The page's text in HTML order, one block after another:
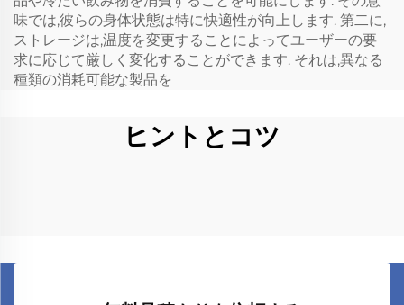
味では,彼らの身体状態は特に快適性が向上します. 第二に,
ストレージは,温度を変更することによってユーザーの要
求に応じて厳しく変化することができます. それは,異なる
種類の消耗可能な製品を
ヒントとコツ